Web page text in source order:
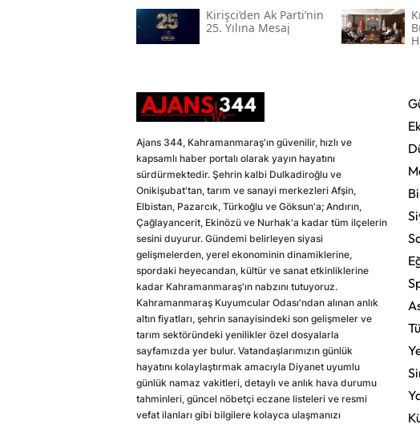
Kirişci’den Ak Parti’nin
25. Yılına Mesaj
Ajans 344, Kahramanmaraş'ın güvenilir, hızlı ve
kapsamlı haber portalı olarak yayın hayatını
sürdürmektedir. Şehrin kalbi Dulkadiroğlu ve
Onikişubat'tan, tarım ve sanayi merkezleri Afşin,
Elbistan, Pazarcık, Türkoğlu ve Göksun'a; Andırın,
Çağlayancerit, Ekinözü ve Nurhak'a kadar tüm ilçelerin
sesini duyurur. Gündemi belirleyen siyasi
gelişmelerden, yerel ekonominin dinamiklerine,
spordaki heyecandan, kültür ve sanat etkinliklerine
kadar Kahramanmaraş'ın nabzını tutuyoruz.
Kahramanmaraş Kuyumcular Odası'ndan alınan anlık
altın fiyatları, şehrin sanayisindeki son gelişmeler ve
tarım sektöründeki yenilikler özel dosyalarla
sayfamızda yer bulur. Vatandaşlarımızın günlük
hayatını kolaylaştırmak amacıyla Diyanet uyumlu
günlük namaz vakitleri, detaylı ve anlık hava durumu
tahminleri, güncel nöbetçi eczane listeleri ve resmi
vefat ilanları gibi bilgilere kolayca ulaşmanızı